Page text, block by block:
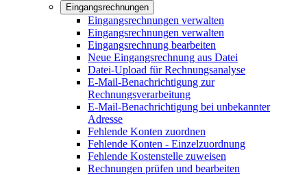
Eingangsrechnungen
Eingangsrechnungen verwalten
Eingangsrechnungen verwalten
Eingangsrechnung bearbeiten
Neue Eingangsrechnung aus Datei
Datei-Upload für Rechnungsanalyse
E-Mail-Benachrichtigung zur
Rechnungsverarbeitung
E-Mail-Benachrichtigung bei unbekannter
Adresse
Fehlende Konten zuordnen
Fehlende Konten - Einzelzuordnung
Fehlende Kostenstelle zuweisen
Rechnungen prüfen und bearbeiten